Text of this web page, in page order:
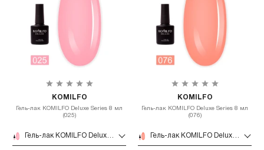
KOMILFO
Гель-лак KOMILFO Deluxe Series 8 мл
(025)
Гель-лак KOMILFO Deluxe Series 8 мл (025)
KOMILFO
Гель-лак KOMILFO Deluxe Series 8 мл
(076)
Гель-лак KOMILFO Deluxe Series 8 мл (076)